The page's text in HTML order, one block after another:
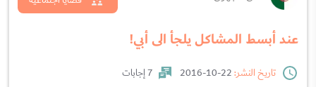
عند أبسط المشاكل يلجأ الى أبي!
تاريخ النشر:
7 إجابات